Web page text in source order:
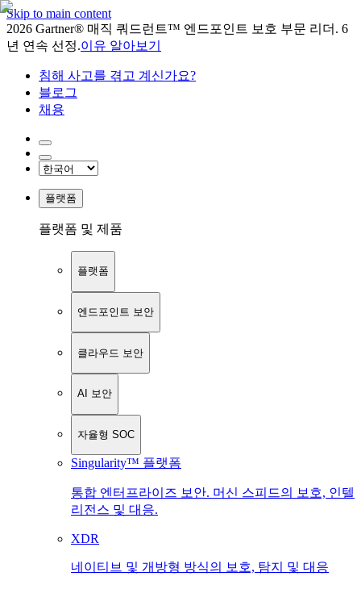
Skip to main content
2026 Gartner® 매직 쿼드런트™ 엔드포인트 보호 부문 리더. 6
년 연속 선정.이유 알아보기
침해 사고를 겪고 계신가요?
블로그
채용
플랫폼
플랫폼 및 제품
플랫폼
엔드포인트 보안
클라우드 보안
AI 보안
자율형 SOC
Singularity™ 플랫폼
통합 엔터프라이즈 보안. 머신 스피드의 보호, 인텔
리전스 및 대응.
XDR
네이티브 및 개방형 방식의 보호, 탐지 및 대응